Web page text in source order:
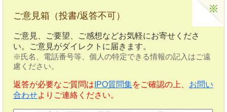
ご意見箱（投書/返答不可）
ご意見、ご要望、ご感想などお気軽にお寄せくださ
い。ご意見がダイレクトに届きます。
※氏名、電話番号等、個人の特定できる情報の記入はご遠
慮ください。
返答が必要なご質問は IPO質問集をご確認の上、 お問い
合わせよりご連絡ください。